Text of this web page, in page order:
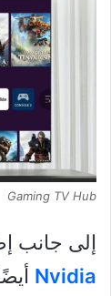
Gaming TV Hub
إلى جانب
Nvidia